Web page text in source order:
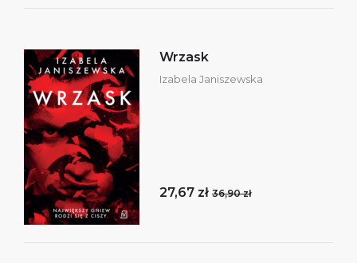
Wrzask
Izabela Janiszewska
27,67 zł 36,90 zł